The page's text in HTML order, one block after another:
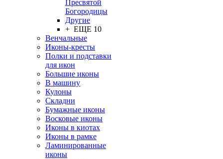
Пресвятой
Богородицы
Другие
+ ЕЩЕ 10
Венчальные
Иконы-кресты
Полки и подставки
для икон
Большие иконы
В машину
Кулоны
Складни
Бумажные иконы
Восковые иконы
Иконы в киотах
Иконы в рамке
Ламинированные
иконы